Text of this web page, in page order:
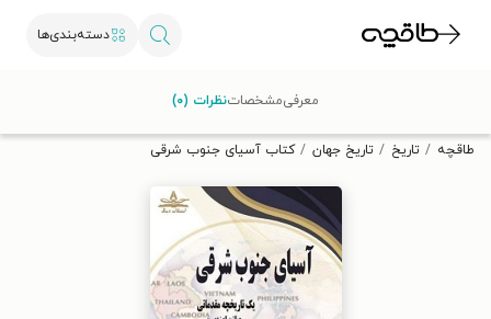
دسته‌بندی‌ها
تخفیف از طاقچه دریافت کن.
طاقچه تاریخ تاریخ جهان کتاب آسیای جنوب شرقی
معرفیمشخصاتنظرات (۰)